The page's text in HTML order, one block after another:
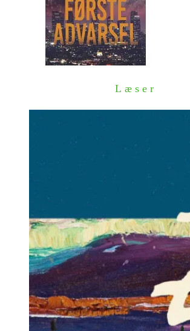
Læser